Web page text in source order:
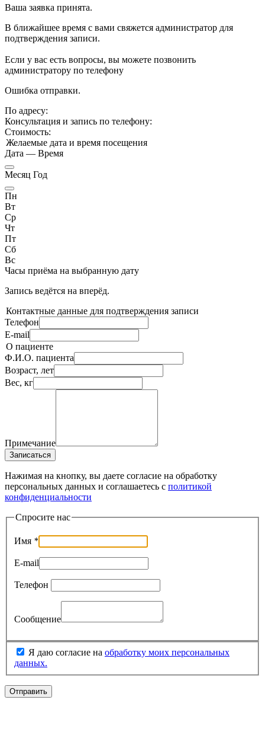
Ваша заявка принята.
В ближайшее время с вами свяжется администратор для
подтверждения записи.
Если у вас есть вопросы, вы можете позвонить
администратору по телефону
Ошибка отправки.
По адресу:
Консультация и запись по телефону:
Стоимость:
Желаемые дата и время посещения
Дата — Время
Месяц Год
Пн
Вт
Ср
Чт
Пт
Сб
Вс
Часы приёма на выбранную дату
Запись ведётся на вперёд.
Контактные данные для подтверждения записи
Телефон
E-mail
О пациенте
Ф.И.О. пациента
Возраст, лет
Вес, кг
Примечание
Записаться
Нажимая на кнопку, вы даете согласие на обработку
персональных данных и соглашаетесь c политикой
конфиденциальности
Спросите нас
Имя *
E-mail
Телефон
Сообщение
Я даю согласие на обработку моих персональных
данных.
Отправить